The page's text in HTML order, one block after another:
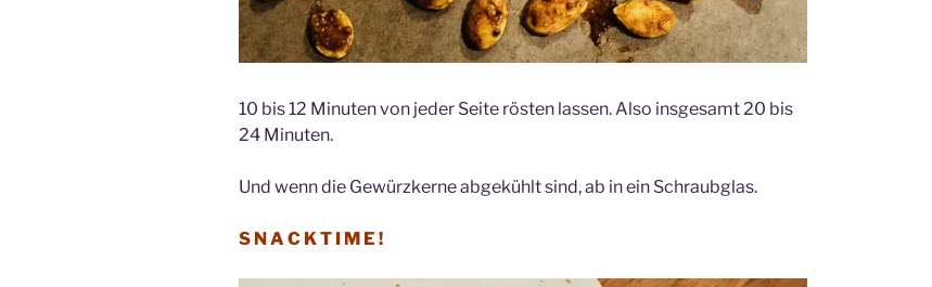
10 bis 12 Minuten von jeder Seite rösten lassen. Also insgesamt 20 bis
24 Minuten.
Und wenn die Gewürzkerne abgekühlt sind, ab in ein Schraubglas.
S N A C K T I M E !